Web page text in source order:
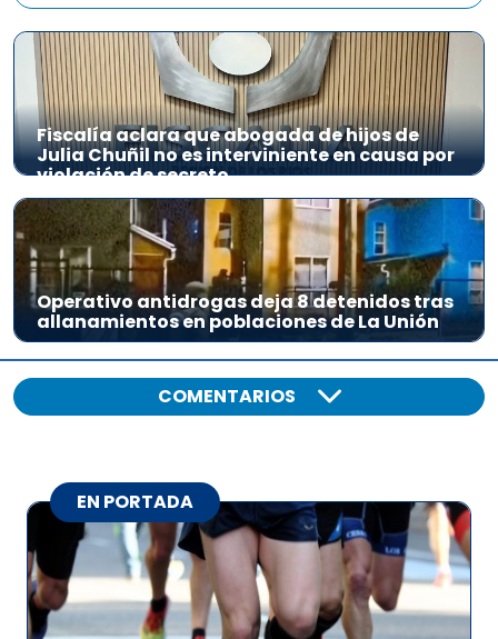
Fiscalía aclara que abogada de hijos de
Julia Chuñil no es interviniente en causa por
violación de secreto
Operativo antidrogas deja 8 detenidos tras
allanamientos en poblaciones de La Unión
COMENTARIOS
EN PORTADA